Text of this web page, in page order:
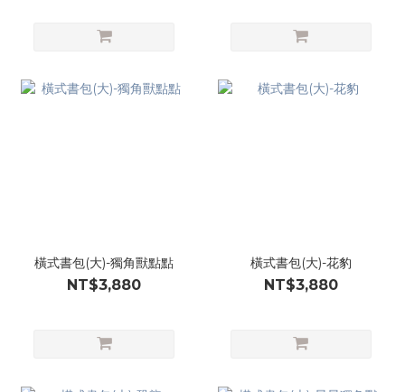
橫式書包(大)-獨角獸點點
NT$3,880
橫式書包(大)-花豹
NT$3,880